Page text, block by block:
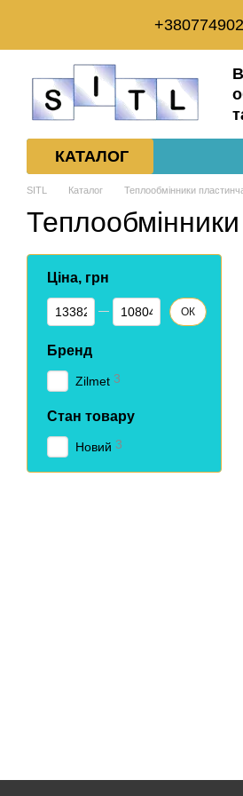
КАТАЛОГ
SITL Каталог Теплообмінники
Ціна, грн
Від Ціна, грн
До Ціна, грн ОК
Бренд
Zilmet 3
Стан товару
Новий 3